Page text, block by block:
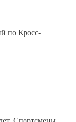
по Кросс-
Спортсмены,